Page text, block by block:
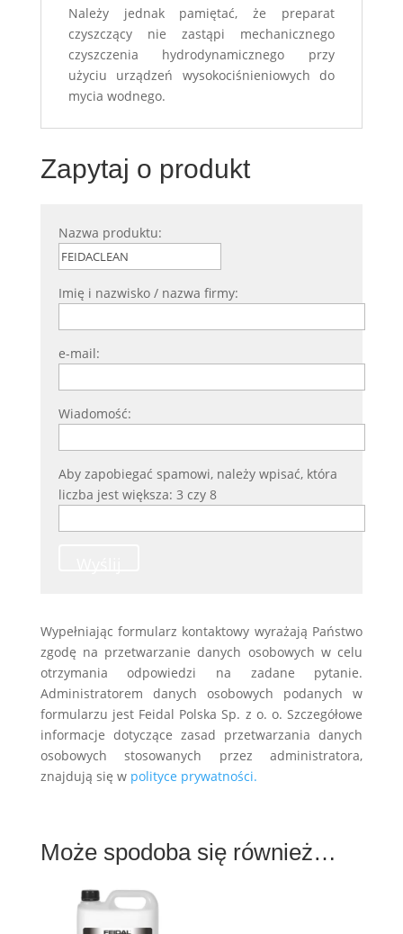
Należy jednak pamiętać, że preparat
czyszczący nie zastąpi mechanicznego
czyszczenia hydrodynamicznego przy
użyciu urządzeń wysokociśnieniowych do
mycia wodnego.
Zapytaj o produkt
Nazwa produktu:
Imię i nazwisko / nazwa firmy:
e-mail:
Wiadomość:
Aby zapobiegać spamowi, należy wpisać, która
liczba jest większa: 3 czy 8
Wypełniając formularz kontaktowy wyrażają Państwo
zgodę na przetwarzanie danych osobowych w celu
otrzymania odpowiedzi na zadane pytanie.
Administratorem danych osobowych podanych w
formularzu jest Feidal Polska Sp. z o. o. Szczegółowe
informacje dotyczące zasad przetwarzania danych
osobowych stosowanych przez administratora,
znajdują się w polityce prywatności.
Może spodoba się również…